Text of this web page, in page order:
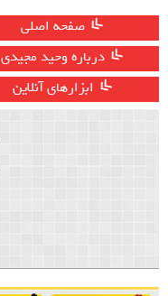
صفحه اصلی
درباره وحید مجیدی
ابزارهای آنلاین